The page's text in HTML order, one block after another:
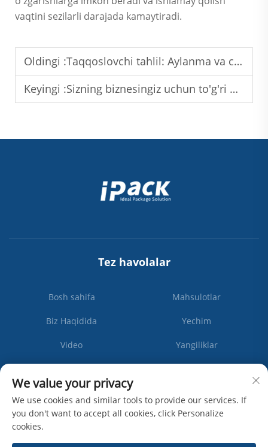
vaqtini sezilarli darajada kamaytiradi.
Oldingi :Taqqoslovchi tahlil: Aylanma va chiziqli banka to'ldirish uskunalari
Keyingi :Sizning biznesingiz uchun to'g'ri qisqaruvchi qoplam mashinasini tanlash bo'yicha to'liq qo'llanma
Tez havolalar
Bosh sahifa Mahsulotlar
Biz Haqidida Yechim
Video Yangiliklar
We value your privacy
We use cookies and similar tools to provide our services. If
you don't want to accept all cookies, click Personalize
cookies.